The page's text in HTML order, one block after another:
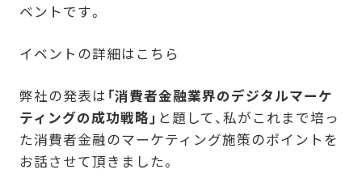
ベントです。
イベントの詳細はこちら
弊社の発表は 「消費者金融業界のデジタルマーケ
ティングの成功戦略」 と題して、私がこれまで培っ
た消費者金融のマーケティング施策のポイントを
お話させて頂きました。